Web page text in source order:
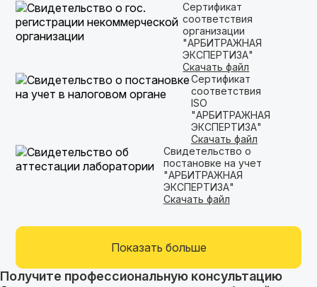
Сертификат
соответствия
организации
"АРБИТРАЖНАЯ
ЭКСПЕРТИЗА"
Скачать файл
Сертификат
соответствия
ISO
"АРБИТРАЖНАЯ
ЭКСПЕРТИЗА"
Скачать файл
Свидетельство о
постановке на учет
"АРБИТРАЖНАЯ
ЭКСПЕРТИЗА"
Скачать файл
Показать больше
Получите профессиональную консультацию